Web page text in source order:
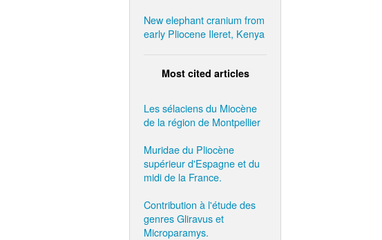
New elephant cranium from
early Pliocene Ileret, Kenya
Most cited articles
Les sélaciens du Miocène
de la région de Montpellier
Muridae du Pliocène
supérieur d'Espagne et du
midi de la France.
Contribution à l'étude des
genres Gliravus et
Microparamys.